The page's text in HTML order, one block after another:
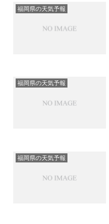
福岡県の天気予報
福岡県の天気予報
福岡県の天気予報